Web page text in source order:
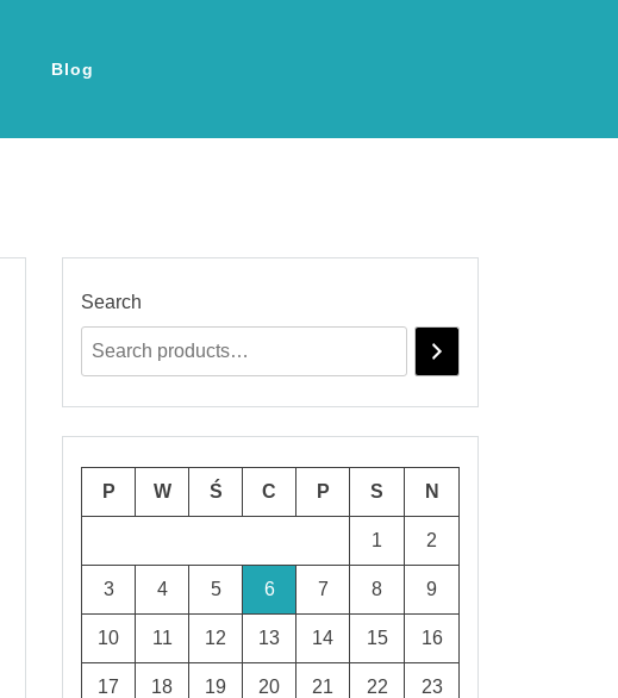
Blog
Search
P W Ś C P S N
1 2
3 4 5 6 7 8 9
10 11 12 13 14 15 16
17 18 19 20 21 22 23